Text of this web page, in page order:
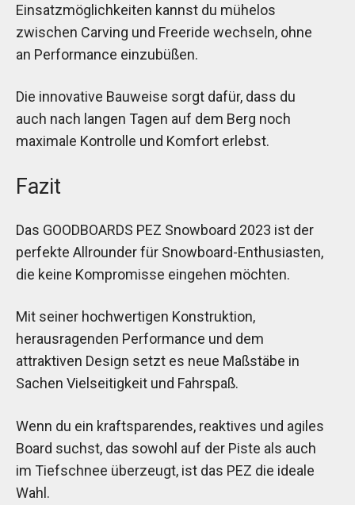
Einsatzmöglichkeiten kannst du mühelos
zwischen Carving und Freeride wechseln, ohne
an Performance einzubüßen.
Die innovative Bauweise sorgt dafür, dass du
auch nach langen Tagen auf dem Berg noch
maximale Kontrolle und Komfort erlebst.
Fazit
Das GOODBOARDS PEZ Snowboard 2023 ist der
perfekte Allrounder für Snowboard-Enthusiasten,
die keine Kompromisse eingehen möchten.
Mit seiner hochwertigen Konstruktion,
herausragenden Performance und dem
attraktiven Design setzt es neue Maßstäbe in
Sachen Vielseitigkeit und Fahrspaß.
Wenn du ein kraftsparendes, reaktives und agiles
Board suchst, das sowohl auf der Piste als auch
im Tiefschnee überzeugt, ist das PEZ die ideale
Wahl.